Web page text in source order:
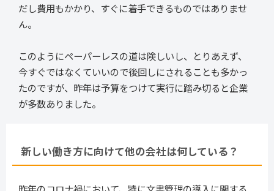
だし費用もかかり、すぐに着手できるものではありませ
ん。
このようにペーパーレスの道は険しいし、とりあえず、
今すぐではなくていいので後回しにされることも多かっ
たのですが、昨年は予算をつけて実行に踏み切ると企業
が多数ありました。
新しい働き方に向けて他の会社は何している？